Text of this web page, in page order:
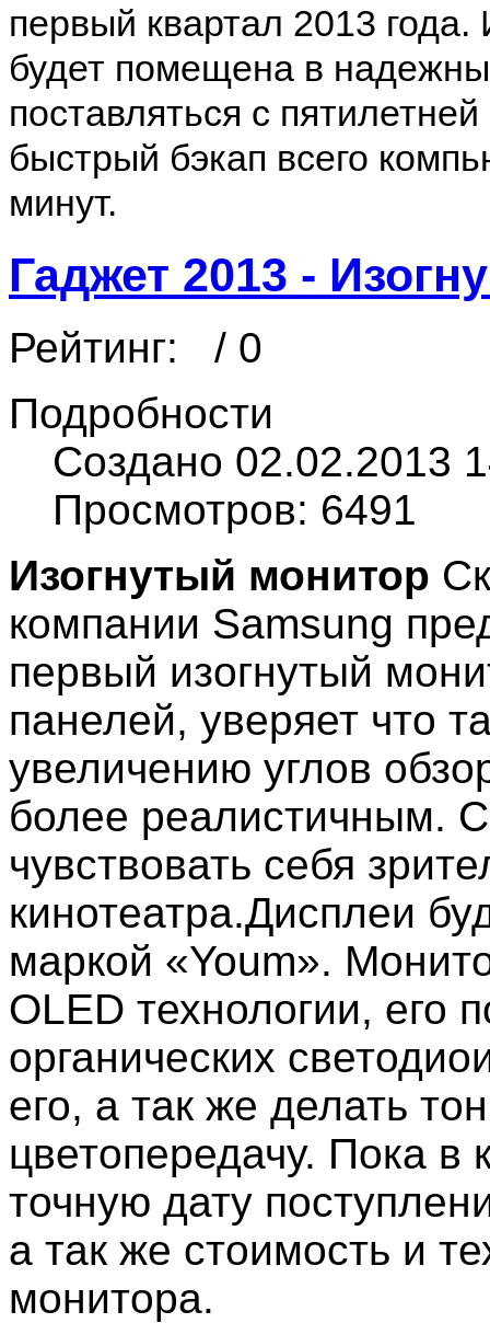
первый квартал 2013
будет помещена в
поставляться с
быстрый бэкап всего
минут.
Гаджет 2013 -
Рейтинг:
/ 0
Подробности
Создано 02.02.2013
Просмотров: 6491
Изогнутый монитор
компании Samsung
первый изогнутый
панелей, уверяет что
увеличению углов
более реалистичным.
чувствовать себя
кинотеатра.Дисплеи
маркой «Youm».
OLED технологии, его
органических
его, а так же делать
цветопередачу. Пока
точную дату
а так же стоимость и
монитора.